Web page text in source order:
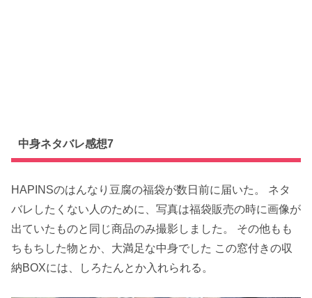
中身ネタバレ感想7
HAPINSのはんなり豆腐の福袋が数日前に届いた。 ネタ
バレしたくない人のために、写真は福袋販売の時に画像が
出ていたものと同じ商品のみ撮影しました。 その他もも
ちもちした物とか、大満足な中身でした この窓付きの収
納BOXには、しろたんとか入れられる。